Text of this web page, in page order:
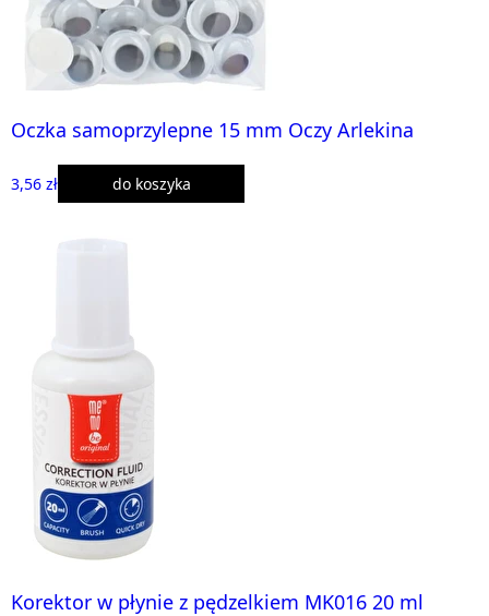
Oczka samoprzylepne 15 mm Oczy Arlekina
3,56 zł do koszyka
Korektor w płynie z pędzelkiem MK016 20 ml